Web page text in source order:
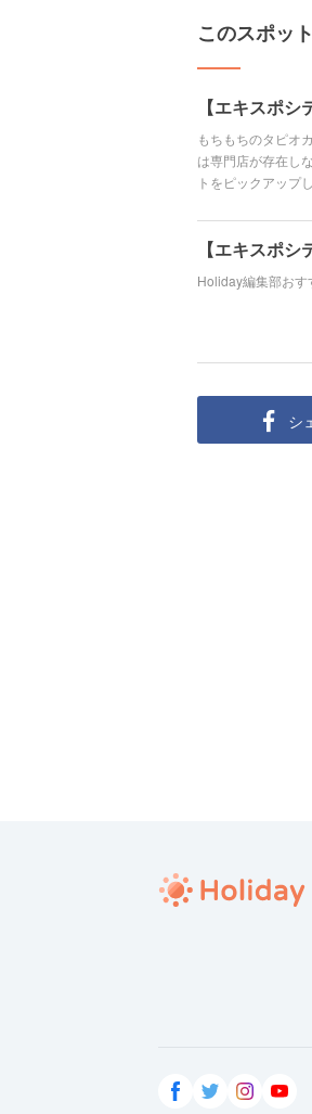
このスポッ
【エキスポ
もちもちのタピオ
は専門店が存在し
トをピックアップ
【エキスポ
Holiday編集部おす
シ